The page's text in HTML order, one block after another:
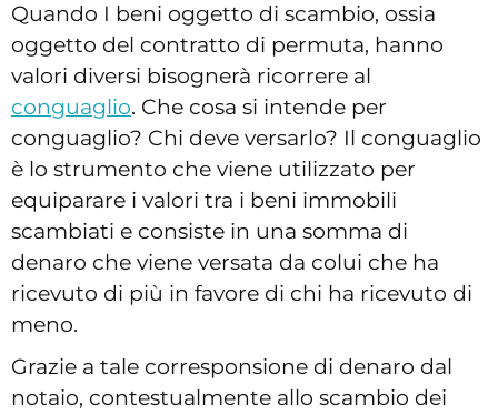
Quando I beni oggetto di scambio, ossia
oggetto del contratto di permuta, hanno
valori diversi bisognerà ricorrere al
conguaglio. Che cosa si intende per
conguaglio? Chi deve versarlo? Il conguaglio
è lo strumento che viene utilizzato per
equiparare i valori tra i beni immobili
scambiati e consiste in una somma di
denaro che viene versata da colui che ha
ricevuto di più in favore di chi ha ricevuto di
meno.
Grazie a tale corresponsione di denaro dal
notaio, contestualmente allo scambio dei